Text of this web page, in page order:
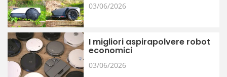
03/06/2026
I migliori aspirapolvere robot
economici
03/06/2026